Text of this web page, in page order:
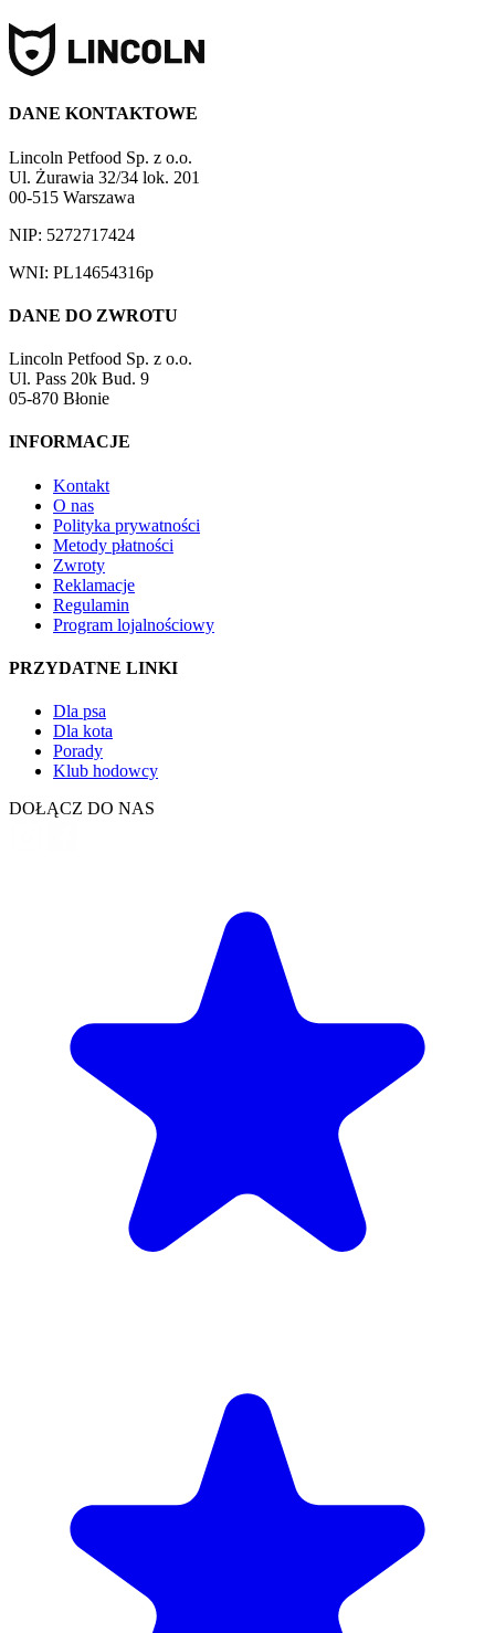
DANE KONTAKTOWE
Lincoln Petfood Sp. z o.o.
Ul. Żurawia 32/34 lok. 201
00-515 Warszawa
NIP: 5272717424
WNI: PL14654316p
DANE DO ZWROTU
Lincoln Petfood Sp. z o.o.
Ul. Pass 20k Bud. 9
05-870 Błonie
INFORMACJE
Kontakt
O nas
Polityka prywatności
Metody płatności
Zwroty
Reklamacje
Regulamin
Program lojalnościowy
PRZYDATNE LINKI
Dla psa
Dla kota
Porady
Klub hodowcy
DOŁĄCZ DO NAS